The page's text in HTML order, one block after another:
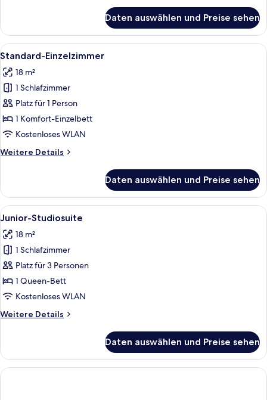
Doppelzimmer
Daten auswählen und Preise sehen
Alle
Fotos
für
Standard-
Einzelzimmer
anzeigen
Ein modernes Hotelzimmer mit
6
Standard-Einzelzimmer
18 m²
1 Schlafzimmer
Platz für 1 Person
1 Komfort-Einzelbett
Kostenloses WLAN
Weitere Details
Weitere
Einzelzimmer
Daten auswählen und Preise sehen
Alle
Fotos
für
Junior-
Studiosuite
anzeigen
Ein modernes Hotelzimmer mit
4
Junior-Studiosuite
18 m²
1 Schlafzimmer
Platz für 3 Personen
1 Queen-Bett
Kostenloses WLAN
Weitere Details
Weitere
Studiosuite
Daten auswählen und Preise sehen